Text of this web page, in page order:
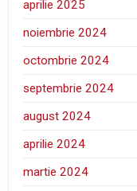
aprilie 2025
noiembrie 2024
octombrie 2024
septembrie 2024
august 2024
aprilie 2024
martie 2024